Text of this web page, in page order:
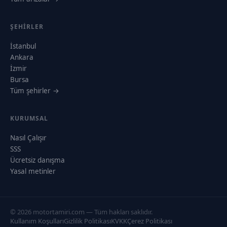
ŞEHIRLER
İstanbul
Ankara
İzmir
Bursa
Tüm şehirler →
KURUMSAL
Nasıl Çalışır
SSS
Ücretsiz danışma
Yasal metinler
© 2026 motortamiri.com — Tüm hakları saklıdır.
Kullanım KoşullarıGizlilik PolitikasıKVKKÇerez Politikası